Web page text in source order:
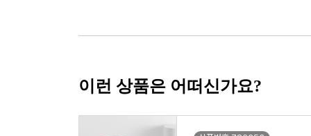
이런 상품은 어떠신가요?